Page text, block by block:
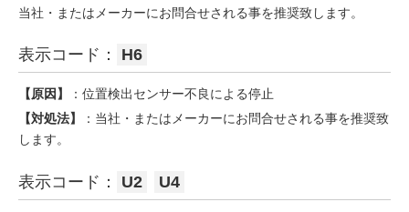
当社・またはメーカーにお問合せされる事を推奨致します。
表示コード： H6
【原因】
：位置検出センサー不良による停止
【対処法】
：当社・またはメーカーにお問合せされる事を推奨致
します。
表示コード： U2 U4